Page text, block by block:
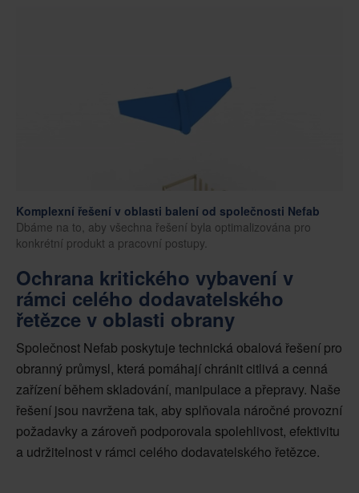
Komplexní řešení v oblasti balení od společnosti Nefab
Dbáme na to, aby všechna řešení byla optimalizována pro
konkrétní produkt a pracovní postupy.
Ochrana kritického vybavení v
rámci celého dodavatelského
řetězce v oblasti obrany
Společnost Nefab poskytuje technická obalová řešení pro
obranný průmysl, která pomáhají chránit citlivá a cenná
zařízení během skladování, manipulace a přepravy. Naše
řešení jsou navržena tak, aby splňovala náročné provozní
požadavky a zároveň podporovala spolehlivost, efektivitu
a udržitelnost v rámci celého dodavatelského řetězce.